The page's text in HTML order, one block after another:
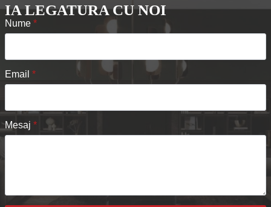
IA LEGATURA CU NOI
Nume *
Email *
Mesaj *